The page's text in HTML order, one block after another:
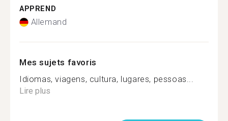
APPREND
Allemand
Mes sujets favoris
Idiomas, viagens, cultura, lugares, pessoas...
Lire plus